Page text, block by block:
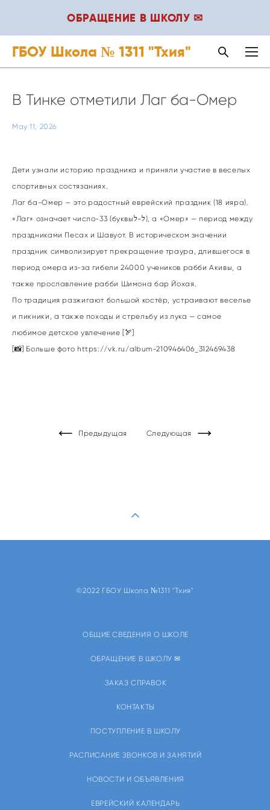
ОБРАЩЕНИЕ В ШКОЛУ ✉
ГБОУ Школа № 1311 "Тхия"
May 11, 2026
В Тинке отметили Лаг ба-Омер
Дети узнали историю праздника и приняли участие в веселых
спортивных состязаниях.
Лаг ба-Омер — это радостный еврейский праздник (18 ияра).
«Лаг» означает число-33 (буквыל-ל), а «Омер» — период между
праздниками Песах и Шавуот. В историческом значении
праздник символизирует прекращение траура, длившегося в
период омера из-за гибели 24000 учеников рабби Акивы, а
также прославление рабби Шимона бар Йохая.
По традиция разжигают большой костёр, устраивают веселье
и пикники, а также походы и стрельбу из лука — самое
любимое детское увлечение [🏹]
[📸] Больше фото https://vk.ru/album-210946406_312469438
Предыдущая Следующая
©2022 ГБОУ Школа №1311 "Тхия"
ОБЩИЕ СВЕДЕНИЯ О ШКОЛЕ
ОБРАЩЕНИЕ В ШКОЛУ ✉
ЗАКАЗ СПРАВОК
КОНТАКТЫ
ПОСТУПЛЕНИЕ В ШКОЛУ
РАСПИСАНИЕ ЗВОНКОВ И ЗАНЯТИЙ
НОВОСТИ И ОБЪЯВЛЕНИЯ
ЕВРЕЙСКИЙ КАЛЕНДАРЬ